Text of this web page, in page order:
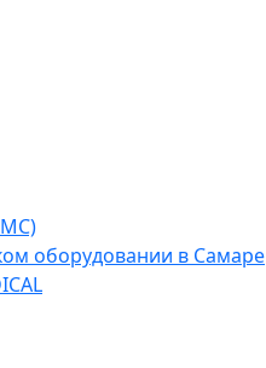
оборудовании в Самаре